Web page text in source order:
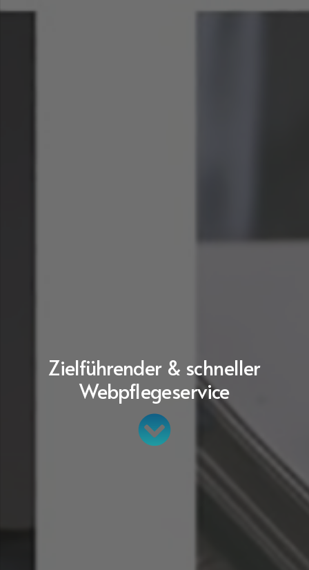
Zielführender & schneller
Webpflegeservice